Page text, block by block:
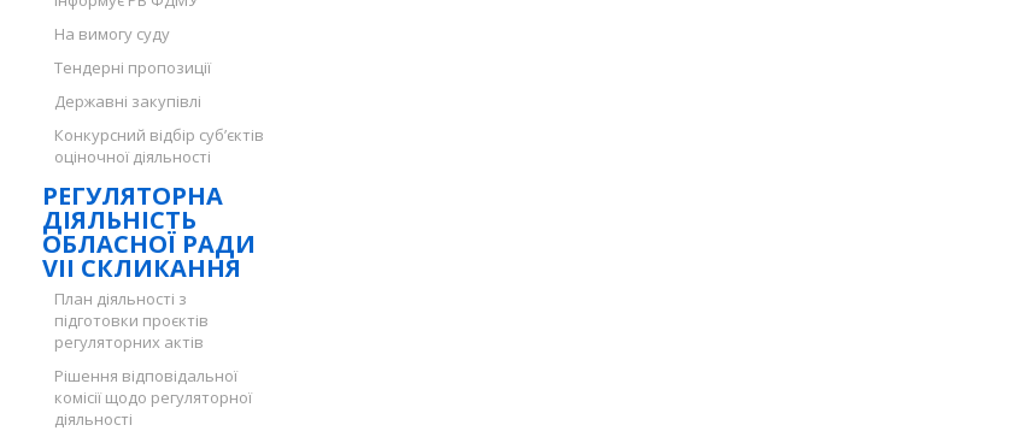
На вимогу суду
Тендерні пропозиції
Державні закупівлі
Конкурсний відбір суб’єктів
оціночної діяльності
РЕГУЛЯТОРНА
ДІЯЛЬНІСТЬ
ОБЛАСНОЇ РАДИ
VII СКЛИКАННЯ
План діяльності з
підготовки проєктів
регуляторних актів
Рішення відповідальної
комісії щодо регуляторної
діяльності